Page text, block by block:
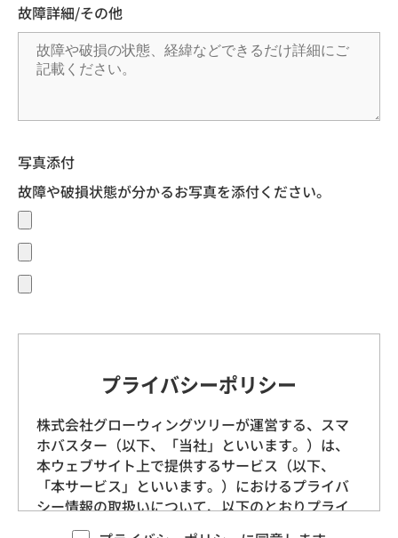
故障詳細/その他
写真添付
故障や破損状態が分かるお写真を添付ください。
プライバシーポリシー
株式会社グローウィングツリーが運営する、スマ
ホバスター（以下、「当社」といいます。）は、
本ウェブサイト上で提供するサービス（以下、
「本サービス」といいます。）におけるプライバ
シー情報の取扱いについて、以下のとおりプライ
バシーポリシー（以下、「本ポリシー」といいま